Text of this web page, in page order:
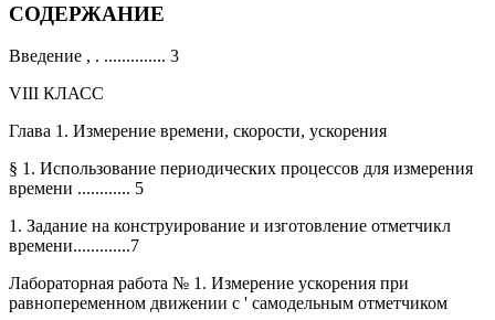
СОДЕРЖАНИЕ
Введение , . .............. 3
VIII КЛАСС
Глава 1. Измерение времени, скорости, ускорения
§ 1. Использование периодических процессов для измерения
времени ............ 5
1. Задание на конструирование и изготовление отметчикл
времени.............7
Лабораторная работа № 1. Измерение ускорения при
равнопеременном движении с ' самодельным отметчиком